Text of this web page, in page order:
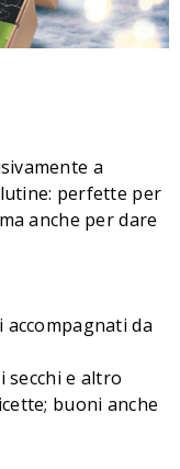
a
perfette per
anche per dare
da
secchi e altro
buoni anche